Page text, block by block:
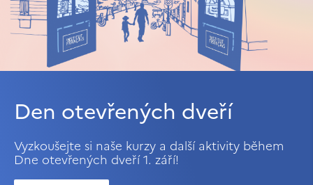
Den otevřených dveří
Vyzkoušejte si naše kurzy a další aktivity během
Dne otevřených dveří 1. září!